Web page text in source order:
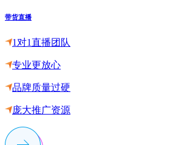
带货直播
1对1直播团队
专业更放心
品牌质量过硬
庞大推广资源